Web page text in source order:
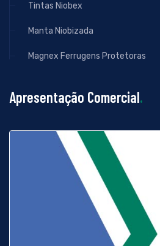
Tintas Niobex
Manta Niobizada
Magnex Ferrugens Protetoras
Apresentação Comercial.